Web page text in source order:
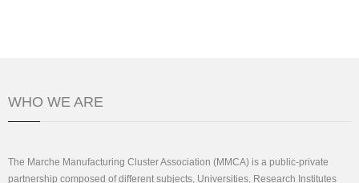
WHO WE ARE
The Marche Manufacturing Cluster Association (MMCA) is a public-private
partnership composed of different subjects, Universities, Research Institutes